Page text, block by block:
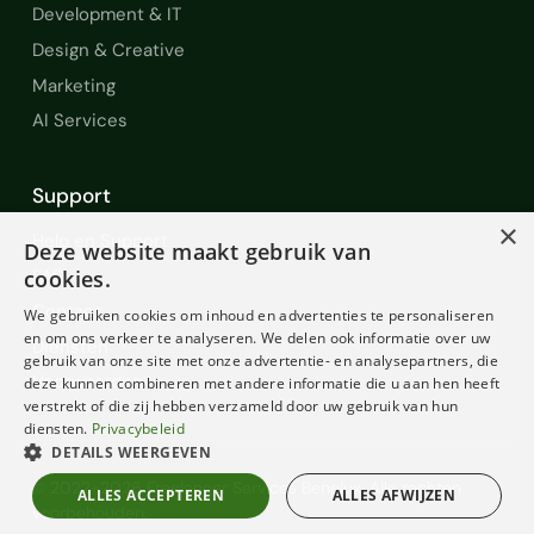
Websites bouwen
Social media blogging marketing
finance MS Outlook wiskunde
contentbeheer Google Analytics
Google AdWords Facebook Ads
twitter Software testing Data Entry
Engels Duits
Development & IT
Design & Creative
Marketing
AI Services
Support
Help en Support
FAQ
Contact
Diensten
Voorwaarden
© 2022-2026 Freelancer Services Benelux. Alle rechten
voorbehouden.
×
Deze website maakt gebruik van
cookies.
We gebruiken cookies om inhoud en advertenties te personaliseren
en om ons verkeer te analyseren. We delen ook informatie over uw
gebruik van onze site met onze advertentie- en analysepartners, die
deze kunnen combineren met andere informatie die u aan hen heeft
verstrekt of die zij hebben verzameld door uw gebruik van hun
diensten. Privacybeleid
DETAILS WEERGEVEN
ALLES ACCEPTEREN ALLES AFWIJZEN